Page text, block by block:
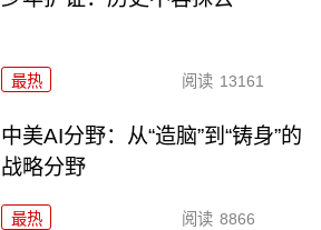
最热 阅读 13161
中美AI分野：从“造脑”到“铸身”的
战略分野
最热 阅读 8866